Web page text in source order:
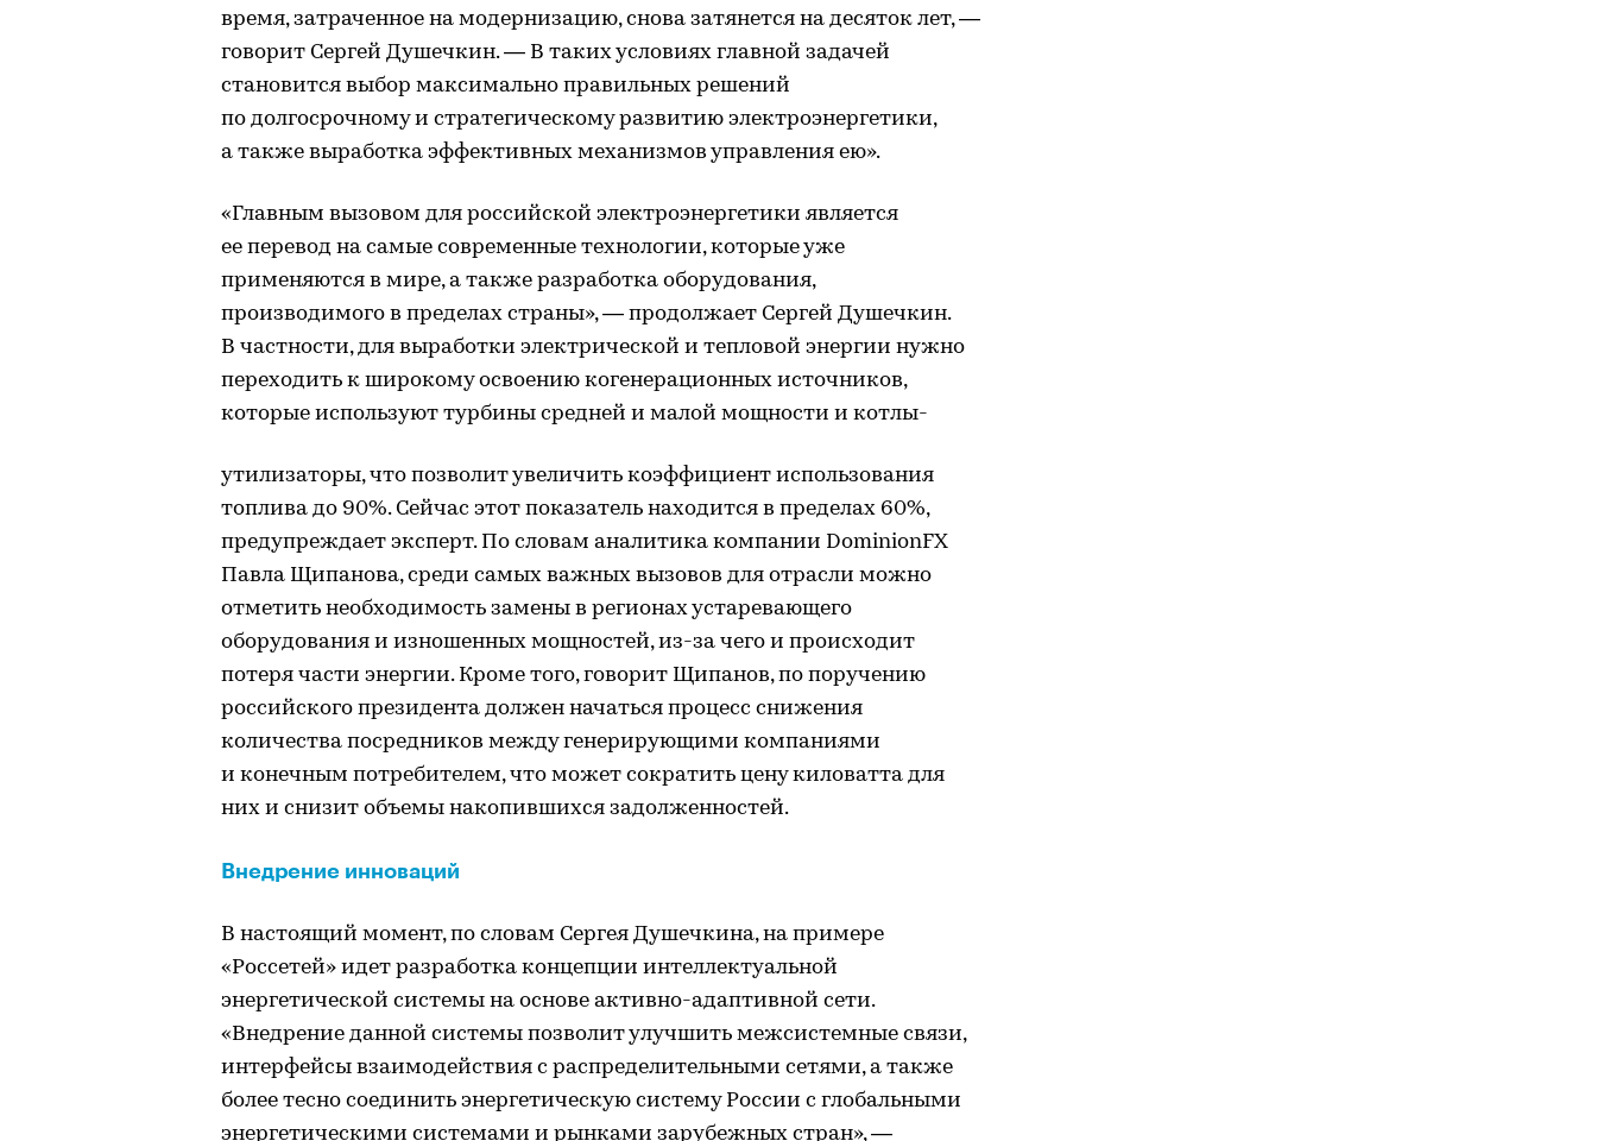
время, затраченное на модернизацию, снова затянется на десяток лет, —
говорит Сергей Душечкин. — В таких условиях главной задачей
становится выбор максимально правильных решений
по долгосрочному и стратегическому развитию электроэнергетики,
а также выработка эффективных механизмов управления ею».
«Главным вызовом для российской электроэнергетики является
ее перевод на самые современные технологии, которые уже
применяются в мире, а также разработка оборудования,
производимого в пределах страны», — продолжает Сергей Душечкин.
В частности, для выработки электрической и тепловой энергии нужно
переходить к широкому освоению когенерационных источников,
которые используют турбины средней и малой мощности и котлы-
утилизаторы, что позволит увеличить коэффициент использования
топлива до 90%. Сейчас этот показатель находится в пределах 60%,
предупреждает эксперт. По словам аналитика компании DominionFX
Павла Щипанова, среди самых важных вызовов для отрасли можно
отметить необходимость замены в регионах устаревающего
оборудования и изношенных мощностей, из-за чего и происходит
потеря части энергии. Кроме того, говорит Щипанов, по поручению
российского президента должен начаться процесс снижения
количества посредников между генерирующими компаниями
и конечным потребителем, что может сократить цену киловатта для
них и снизит объемы накопившихся задолженностей.
Внедрение инноваций
В настоящий момент, по словам Сергея Душечкина, на примере
«Россетей» идет разработка концепции интеллектуальной
энергетической системы на основе активно-адаптивной сети.
«Внедрение данной системы позволит улучшить межсистемные связи,
интерфейсы взаимодействия с распределительными сетями, а также
более тесно соединить энергетическую систему России с глобальными
энергетическими системами и рынками зарубежных стран», —